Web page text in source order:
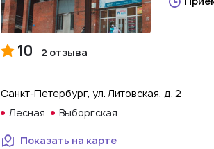
10 2 отзыва
Санкт-Петербург, ул. Литовская, д. 2
Лесная
Выборгская
Показать на карте